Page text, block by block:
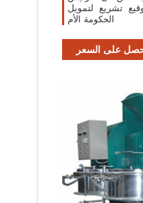
تشريع لتمويل
الحكومة الأم
على السعر